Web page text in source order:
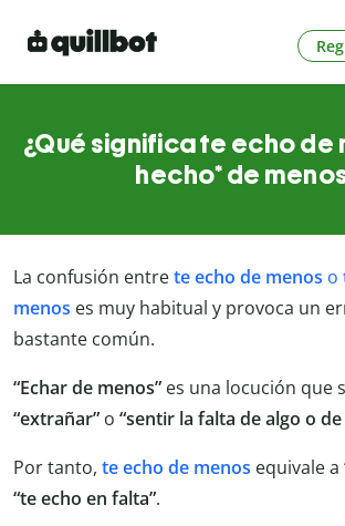
¿Qué significa te echo de
hecho* de
La confusión entrete echo de menos o
menos es muy habitual y provoca un
bastante común.
“Echar de menos” es una locución que
“extrañar” o “sentir la falta de algo o de
Por tanto, te echo de menos equivale a
“te echo en falta”.